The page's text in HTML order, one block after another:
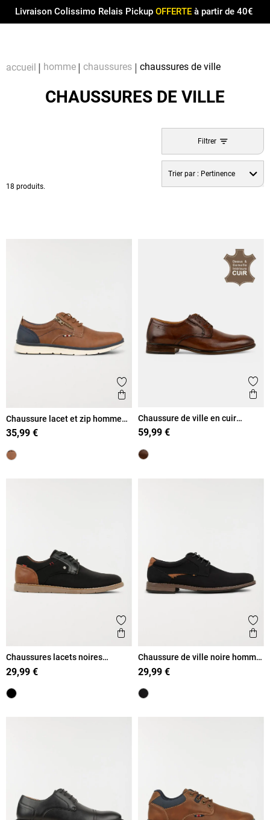
Livraison Colissimo Relais Pickup OFFERTEà partir de 40€
accueil homme chaussures chaussures de ville
CHAUSSURES DE VILLE
18 produits.
Filtrer
Trier par : Pertinence
Ajouter aux favoris
Aperçu rapide
Chaussure lacet et zip homme
(41-46)
35,99 €
Chaussure de ville en cuir
homme (41-46)
59,99 €
Ajouter aux favoris
Aperçu rapide
Chaussures lacets noires
homme (40-46)
29,99 €
Chaussure de ville noire homme
(41-46)
29,99 €